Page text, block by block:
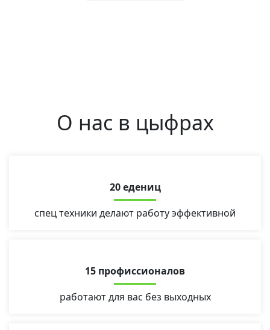
О нас в цыфрах
20 едениц
спец техники делают работу эффективной
15 профиссионалов
работают для вас без выходных